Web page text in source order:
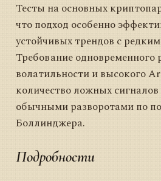
Тесты на основных
что подход особенно
устойчивых трендов с
Требование одновременного
волатильности и высокого
количество ложных
обычными разворотами по
Боллинджера.
Подробности